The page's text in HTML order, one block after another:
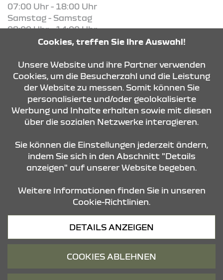
07:00 Uhr - 18:00 Uhr
Samstag - Samstag
08:00 Uhr - 14:00 Uhr
KONTAKT & ANFAHRT
ÖFFNUNGSZEITEN
STANDORTE
Datenschutz
Cookies, treffen Sie Ihre Auswahl!
Unsere Website und ihre Partner verwenden
Cookies, um die Besucherzahl und die Leistung
der Website zu messen. Somit können Sie
personalisierte und/oder geolokalisierte
Werbung und Inhalte erhalten sowie mit diesen
über die sozialen Netzwerke interagieren.
Sie können die Einstellungen jederzeit ändern,
indem Sie sich in den Abschnitt "Details
anzeigen" auf unserer Website begeben.
Weitere Informationen finden Sie in unseren
Cookie-Richtlinien.
DETAILS ANZEIGEN
COOKIES ABLEHNEN